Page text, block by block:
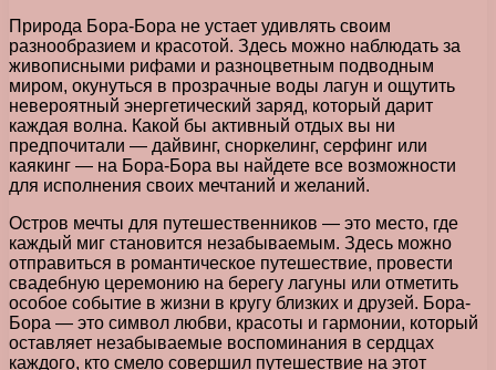
Природа Бора-Бора не устает удивлять своим
разнообразием и красотой. Здесь можно наблюдать за
живописными рифами и разноцветным подводным
миром, окунуться в прозрачные воды лагун и ощутить
невероятный энергетический заряд, который дарит
каждая волна. Какой бы активный отдых вы ни
предпочитали — дайвинг, сноркелинг, серфинг или
каякинг — на Бора-Бора вы найдете все возможности
для исполнения своих мечтаний и желаний.
Остров мечты для путешественников — это место, где
каждый миг становится незабываемым. Здесь можно
отправиться в романтическое путешествие, провести
свадебную церемонию на берегу лагуны или отметить
особое событие в жизни в кругу близких и друзей. Бора-
Бора — это символ любви, красоты и гармонии, который
оставляет незабываемые воспоминания в сердцах
каждого, кто смело совершил путешествие на этот